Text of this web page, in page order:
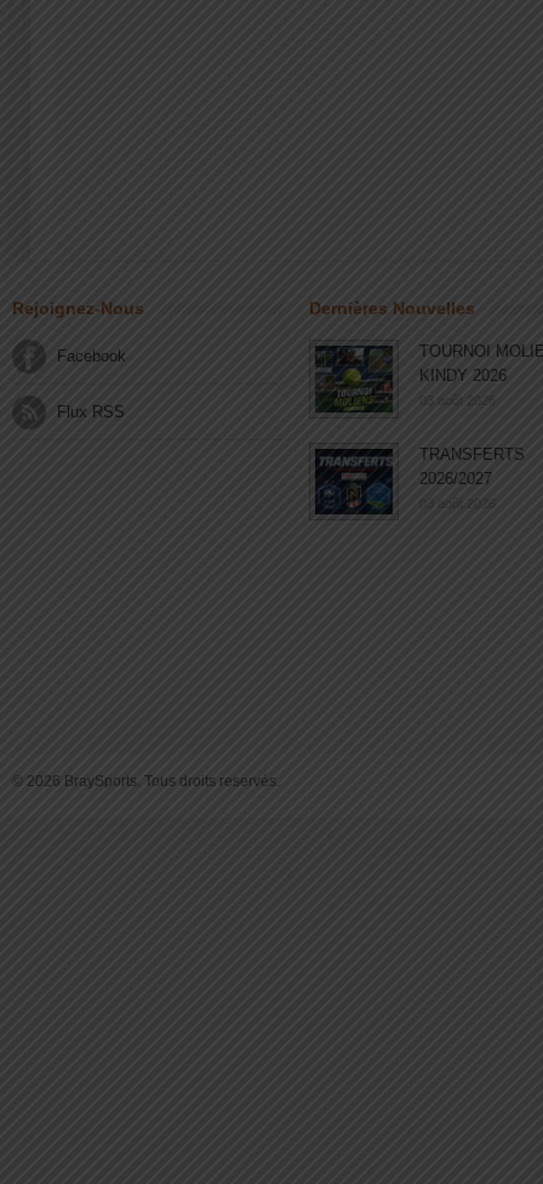
Rejoignez-Nous
Facebook
Flux RSS
Dernières Nouvelles
TOURNOI
KINDY 2026
03 août 2026
TRANSFERTS
2026/2027
03 août 2026
© 2026 BraySports. Tous droits reservés.